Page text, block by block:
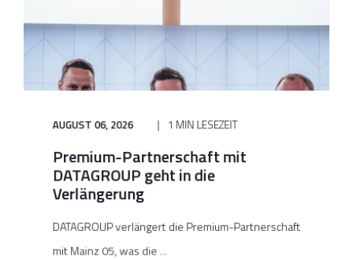
AUGUST 06, 2026 1 MIN LESEZEIT
Premium-Partnerschaft mit
DATAGROUP geht in die
Verlängerung
DATAGROUP verlängert die Premium-Partnerschaft
mit Mainz 05, was die ...